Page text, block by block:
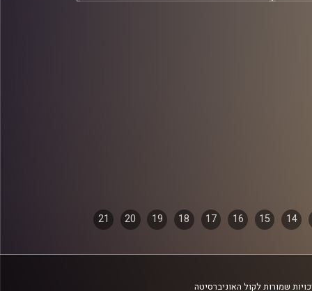
14
15
16
17
18
19
20
21
שמורות לקול האוניברסיטה